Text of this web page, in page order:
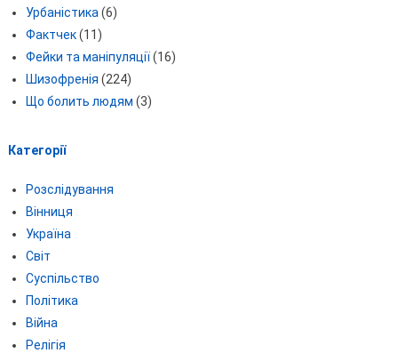
Урбаністика(6)
Фактчек(11)
Фейки та маніпуляції(16)
Шизофренія (224)
Що болить людям (3)
Категорії
Розслідування
Вінниця
Україна
Світ
Суспільство
Політика
Війна
Релігія